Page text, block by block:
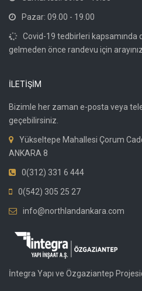
Pazar: 09.00 - 19.00
Covid-19 tedbirleri kapsamında
gelmeden önce randevu için
İLETİŞİM
Bizimle her zaman e-posta veya
geçebilirsiniz.
Yükseltepe Mahallesi Çorum
ANKARA 8
0(312) 331 6 444
0(542) 305 25 27
info@northlandankara.com
İntegra Yapı ve Özgaziantep